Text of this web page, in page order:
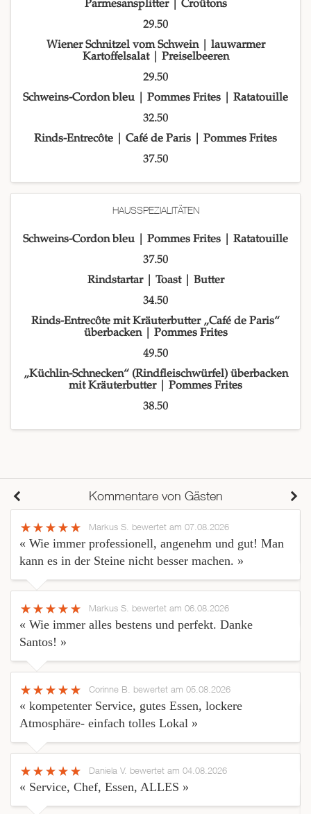
Parmesansplitter | Croûtons
29.50
Wiener Schnitzel vom Schwein | lauwarmer
Kartoffelsalat | Preiselbeeren
29.50
Schweins-Cordon bleu | Pommes Frites | Ratatouille
32.50
Rinds-Entrecôte | Café de Paris | Pommes Frites
37.50
HAUSSPEZIALITÄTEN
Schweins-Cordon bleu | Pommes Frites | Ratatouille
37.50
Rindstartar | Toast | Butter
34.50
Rinds-Entrecôte mit Kräuterbutter „Café de Paris“
überbacken | Pommes Frites
49.50
„Küchlin-Schnecken“ (Rindfleischwürfel) überbacken
mit Kräuterbutter | Pommes Frites
38.50
Kommentare von Gästen
Markus S. bewertet am 07.08.2026
« Wie immer professionell, angenehm und gut! Man
kann es in der Steine nicht besser machen. »
Markus S. bewertet am 06.08.2026
« Wie immer alles bestens und perfekt. Danke
Santos! »
Corinne B. bewertet am 05.08.2026
« kompetenter Service, gutes Essen, lockere
Atmosphäre- einfach tolles Lokal »
Daniela V. bewertet am 04.08.2026
« Service, Chef, Essen, ALLES »